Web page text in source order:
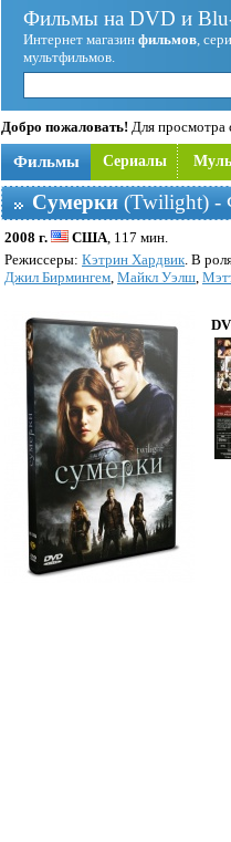
Фильмы на DVD и
Интернет магазин фильмов,
мультфильмов.
Добро пожаловать! Для просмотра
Фильмы Сериалы
Сумерки (Twilight) -
2008 г. США, 117 мин.
Режисcеры: Кэтрин Хардвик. В
Джил Бирмингем, Майкл Уэлш,